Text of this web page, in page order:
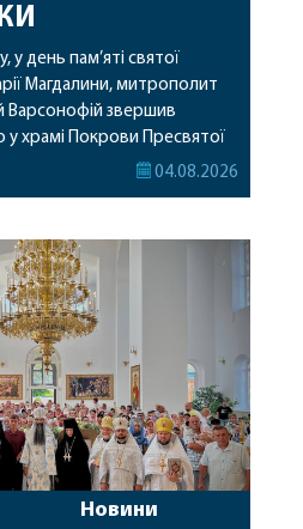
у день пам’яті святої
Магдалини, митрополит
Варсонофій звершив
у храмі Покрови Пресвятої
Барського благочиння.
Магдалини з часткою її
зі Святої Гори Афон.
вірянам […]
04.08.2026
Новини